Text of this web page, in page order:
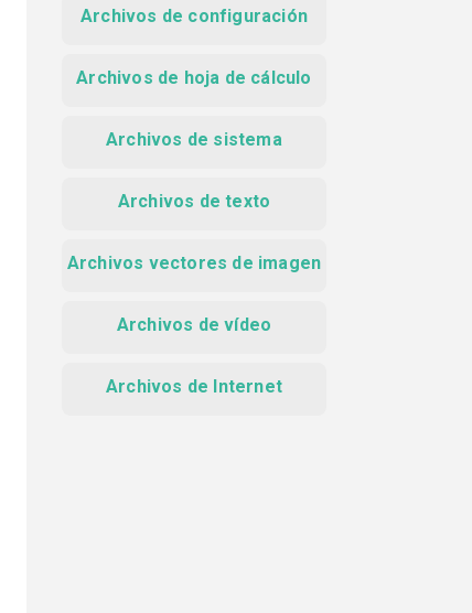
Archivos de configuración
Archivos de hoja de cálculo
Archivos de sistema
Archivos de texto
Archivos vectores de imagen
Archivos de vídeo
Archivos de Internet